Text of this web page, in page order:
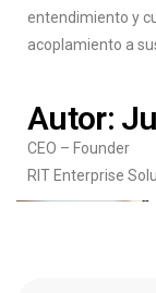
entendimiento y
acoplamiento a
Autor:
CEO – Founder
RIT Enterprise